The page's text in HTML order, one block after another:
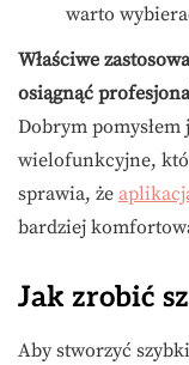
warto
Właściwe
osiągnąć
Dobrym
wielofunkcyjne,
sprawia, że
bardziej
Jak zrobić
Aby stworzyć szybki